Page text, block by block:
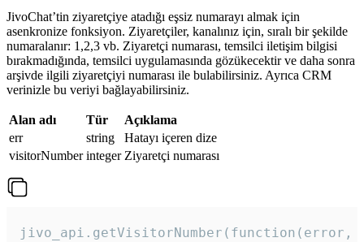
JivoChat’tin ziyaretçiye atadığı eşsiz numarayı almak için
asenkronize fonksiyon. Ziyaretçiler, kanalınız için, sıralı bir şekilde
numaralanır: 1,2,3 vb. Ziyaretçi numarası, temsilci iletişim bilgisi
bırakmadığında, temsilci uygulamasında gözükecektir ve daha sonra
arşivde ilgili ziyaretçiyi numarası ile bulabilirsiniz. Ayrıca CRM
verinizle bu veriyi bağlayabilirsiniz.
Alan adı Tür
Açıklama
err
string
Hatayı içeren dize
visitorNumber integer Ziyaretçi numarası
jivo_api.getVisitorNumber(function(error,